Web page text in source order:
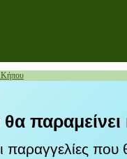
Κήπου
θα
παραγγελίες